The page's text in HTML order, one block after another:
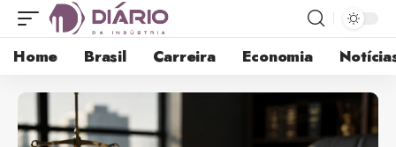
Home Brasil Carreira Economia